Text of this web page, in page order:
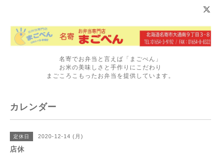
名寄でお弁当と言えば「まごべん」
お米の美味しさと手作りにこだわり
まごころこもったお弁当を提供しています。
カレンダー
定休日 2020-12-14 (月)
店休